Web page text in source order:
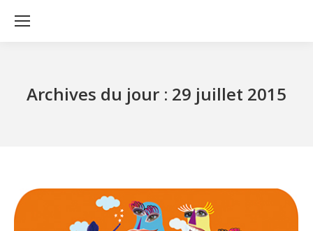
Archives du jour : 29 juillet 2015